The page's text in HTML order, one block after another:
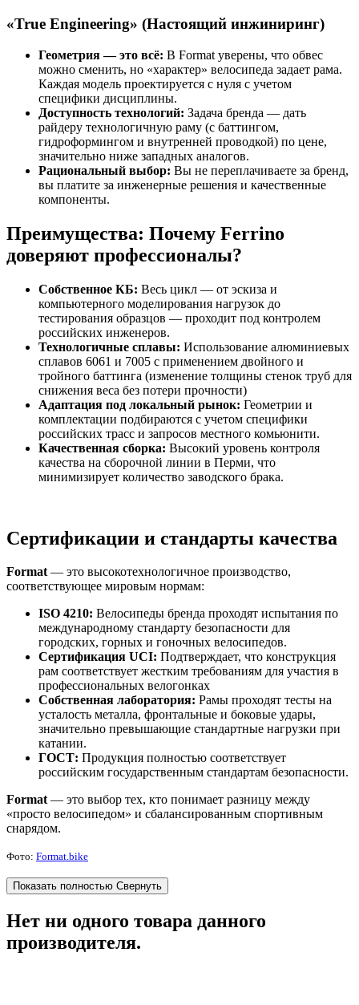
«True Engineering» (Настоящий инжиниринг)
Геометрия — это всё: В Format уверены, что обвес
можно сменить, но «характер» велосипеда задает рама.
Каждая модель проектируется с нуля с учетом
специфики дисциплины.
Доступность технологий: Задача бренда — дать
райдеру технологичную раму (с баттингом,
гидроформингом и внутренней проводкой) по цене,
значительно ниже западных аналогов.
Рациональный выбор: Вы не переплачиваете за бренд,
вы платите за инженерные решения и качественные
компоненты.
Преимущества: Почему Ferrino
доверяют профессионалы?
Собственное КБ: Весь цикл — от эскиза и
компьютерного моделирования нагрузок до
тестирования образцов — проходит под контролем
российских инженеров.
Технологичные сплавы: Использование алюминиевых
сплавов 6061 и 7005 с применением двойного и
тройного баттинга (изменение толщины стенок труб для
снижения веса без потери прочности)
Адаптация под локальный рынок: Геометрии и
комплектации подбираются с учетом специфики
российских трасс и запросов местного комьюнити.
Качественная сборка: Высокий уровень контроля
качества на сборочной линии в Перми, что
минимизирует количество заводского брака.
Сертификации и стандарты качества
Format— это высокотехнологичное производство,
соответствующее мировым нормам:
ISO 4210: Велосипеды бренда проходят испытания по
международному стандарту безопасности для
городских, горных и гоночных велосипедов.
Сертификация UCI: Подтверждает, что конструкция
рам соответствует жестким требованиям для участия в
профессиональных велогонках
Собственная лаборатория: Рамы проходят тесты на
усталость металла, фронтальные и боковые удары,
значительно превышающие стандартные нагрузки при
катании.
ГОСТ: Продукция полностью соответствует
российским государственным стандартам безопасности.
Format— это выбор тех, кто понимает разницу между
«просто велосипедом» и сбалансированным спортивным
снарядом.
Фото: Format.bike
Показать полностью Свернуть
Нет ни одного товара данного
производителя.